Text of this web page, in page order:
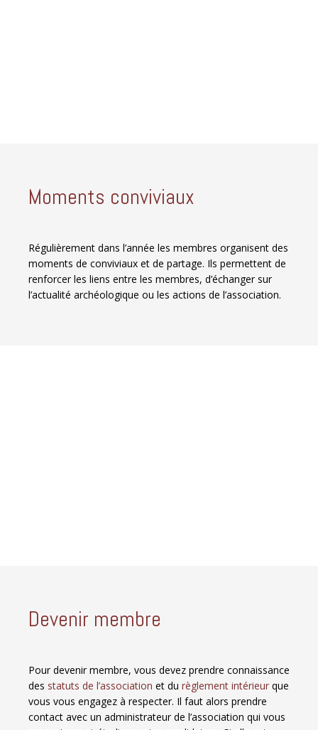
Moments conviviaux
Régulièrement dans l’année les membres organisent des
moments de conviviaux et de partage. Ils permettent de
renforcer les liens entre les membres, d’échanger sur
l’actualité archéologique ou les actions de l’association.
Devenir membre
Pour devenir membre, vous devez prendre connaissance
des statuts de l’association et du règlement intérieur que
vous vous engagez à respecter. Il faut alors prendre
contact avec un administrateur de l’association qui vous